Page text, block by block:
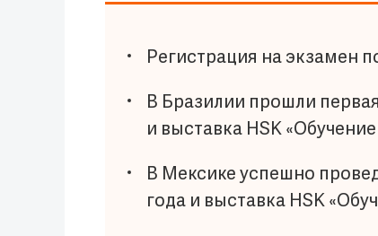
Регистрация на экзамен
В Бразилии прошли
и выставка HSK
В Мексике успешно
года и выставка HSK